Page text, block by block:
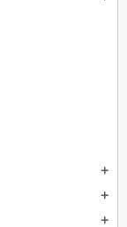
add
add
add